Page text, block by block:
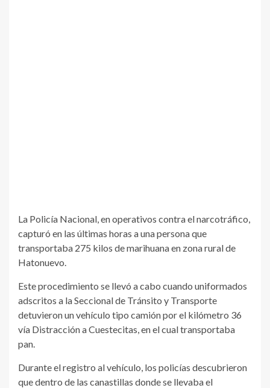
La Policía Nacional, en operativos contra el narcotráfico,
capturó en las últimas horas a una persona que
transportaba 275 kilos de marihuana en zona rural de
Hatonuevo.
Este procedimiento se llevó a cabo cuando uniformados
adscritos a la Seccional de Tránsito y Transporte
detuvieron un vehículo tipo camión por el kilómetro 36
vía Distracción a Cuestecitas, en el cual transportaba
pan.
Durante el registro al vehículo, los policías descubrieron
que dentro de las canastillas donde se llevaba el